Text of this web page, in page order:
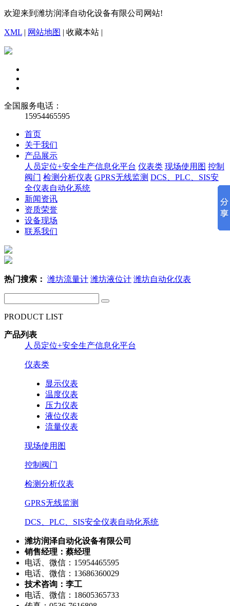
欢迎来到潍坊润泽自动化设备有限公司网站!
XML | 网站地图 | 收藏本站 |
全国服务电话：
15954465595
首页
关于我们
产品展示
人员定位+安全生产信息化平台 仪表类 现场使用图 控制
阀门 检测分析仪表 GPRS无线监测 DCS、PLC、SIS安
全仪表自动化系统
新闻资讯
资质荣誉
设备现场
联系我们
热门搜索： 潍坊流量计 潍坊液位计 潍坊自动化仪表
PRODUCT LIST
产品列表
人员定位+安全生产信息化平台
仪表类
显示仪表
温度仪表
压力仪表
液位仪表
流量仪表
现场使用图
控制阀门
检测分析仪表
GPRS无线监测
DCS、PLC、SIS安全仪表自动化系统
潍坊润泽自动化设备有限公司
销售经理：蔡经理
电话、微信：15954465595
电话、微信：13686360029
技术咨询：李工
电话、微信：18605365733